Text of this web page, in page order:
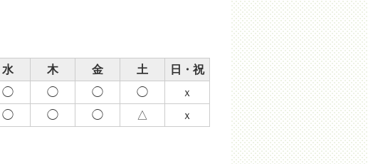
水 木 金 土
日・祝
◯ ◯ ◯ ◯
ｘ
◯ ◯ ◯ △ ｘ